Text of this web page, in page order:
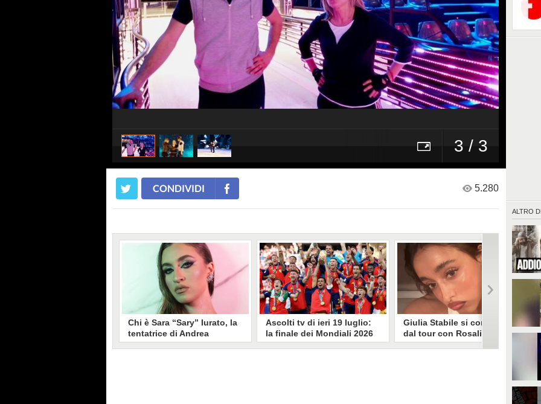
3 / 3
ALTRO DI
CONDIVIDI 5.280
Chi è Sara “Sary” Iurato, la
tentatrice di Andrea
Petraroli a Temptation
Ascolti tv di ieri 19 luglio:
la finale dei Mondiali 2026
Spagna-Argentina
Giulia Stabile si confessa
dal tour con Rosalia: "Non
sono stata bene, costretta
ballo di Rosalia, Giulia Stabile si è
lasciata andare a una confessione